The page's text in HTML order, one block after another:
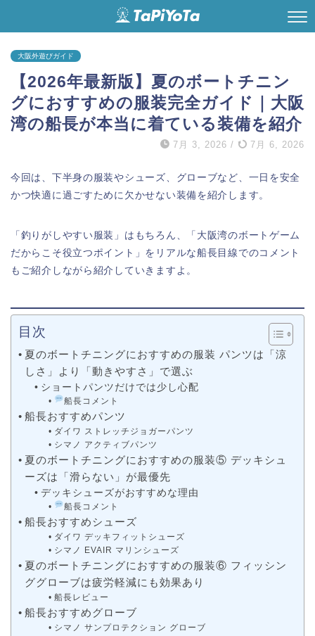
大阪外遊びガイド
【2026年最新版】夏のボートチニン
グにおすすめの服装完全ガイド｜大阪
湾の船長が本当に着ている装備を紹介
7月 3, 2026 / 7月 6, 2026
今回は、下半身の服装やシューズ、グローブなど、一日を安全
かつ快適に過ごすために欠かせない装備を紹介します。
「釣りがしやすい服装」はもちろん、「大阪湾のボートゲーム
だからこそ役立つポイント」をリアルな船長目線でのコメント
もご紹介しながら紹介していきますよ。
目次
夏のボートチニングにおすすめの服装 パンツは「涼
しさ」より「動きやすさ」で選ぶ
ショートパンツだけでは少し心配
船長コメント
船長おすすめパンツ
ダイワ ストレッチジョガーパンツ
シマノ アクティブパンツ
夏のボートチニングにおすすめの服装⑤ デッキシュ
ーズは「滑らない」が最優先
デッキシューズがおすすめな理由
船長コメント
船長おすすめシューズ
ダイワ デッキフィットシューズ
シマノ EVAIR マリンシューズ
夏のボートチニングにおすすめの服装⑥ フィッシン
ググローブは疲労軽減にも効果あり
船長レビュー
船長おすすめグローブ
シマノ サンプロテクション グローブ